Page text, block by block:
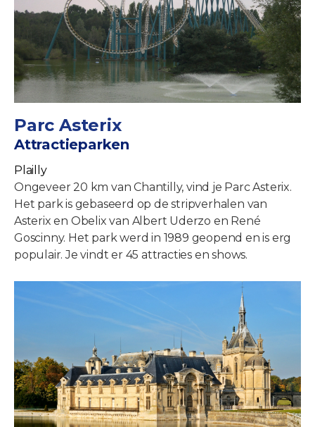
Parc Asterix
Attractieparken
Plailly
Ongeveer 20 km van Chantilly, vind je Parc Asterix.
Het park is gebaseerd op de stripverhalen van
Asterix en Obelix van Albert Uderzo en René
Goscinny. Het park werd in 1989 geopend en is erg
populair. Je vindt er 45 attracties en shows.